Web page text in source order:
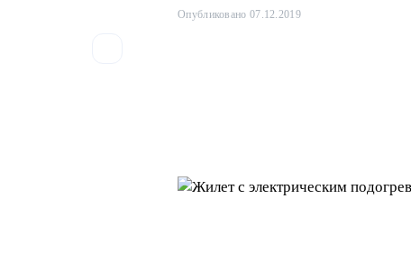
Опубликовано 07.12.2019